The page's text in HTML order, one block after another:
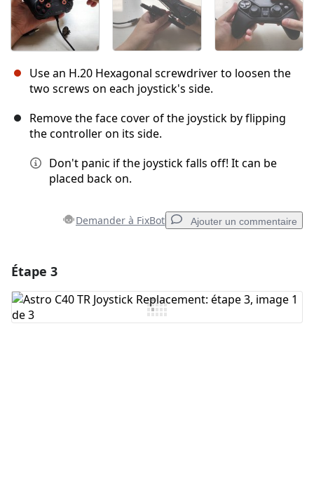
Use an H.20 Hexagonal screwdriver to loosen the
two screws on each joystick's side.
Remove the face cover of the joystick by flipping
the controller on its side.
Don't panic if the joystick falls off! It can be
placed back on.
Demander à FixBot Ajouter un commentaire
Ajouter un commentaire
Étape 3